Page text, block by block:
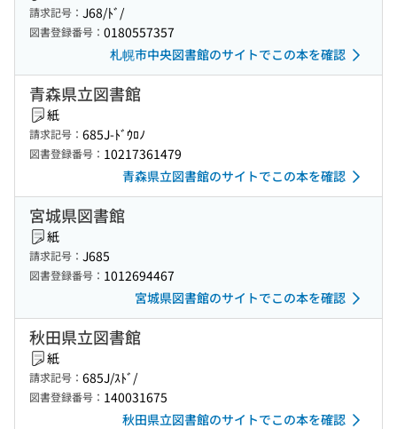
請求記号： J68/ﾄﾞ/
図書登録番号： 0180557357
札幌市中央図書館のサイトでこの本を確認
青森県立図書館
紙
請求記号： 685J-ﾄﾞｳﾛﾉ
図書登録番号： 10217361479
青森県立図書館のサイトでこの本を確認
宮城県図書館
紙
請求記号： J685
図書登録番号： 1012694467
宮城県図書館のサイトでこの本を確認
秋田県立図書館
紙
請求記号： 685J/ｽﾄﾞ/
図書登録番号： 140031675
秋田県立図書館のサイトでこの本を確認